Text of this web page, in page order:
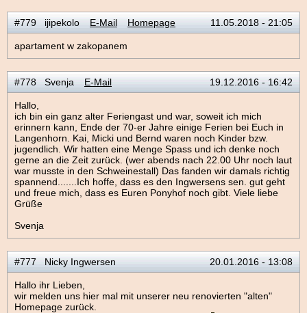
#779 ijipekolo E-Mail Homepage 11.05.2018 - 21:05
apartament w zakopanem
#778 Svenja E-Mail 19.12.2016 - 16:42
Hallo,
ich bin ein ganz alter Feriengast und war, soweit ich mich
erinnern kann, Ende der 70-er Jahre einige Ferien bei Euch in
Langenhorn. Kai, Micki und Bernd waren noch Kinder bzw.
jugendlich. Wir hatten eine Menge Spass und ich denke noch
gerne an die Zeit zurück. (wer abends nach 22.00 Uhr noch laut
war musste in den Schweinestall) Das fanden wir damals richtig
spannend.......Ich hoffe, dass es den Ingwersens sen. gut geht
und freue mich, dass es Euren Ponyhof noch gibt. Viele liebe
Grüße
Svenja
#777 Nicky Ingwersen 20.01.2016 - 13:08
Hallo ihr Lieben,
wir melden uns hier mal mit unserer neu renovierten "alten"
Homepage zurück.